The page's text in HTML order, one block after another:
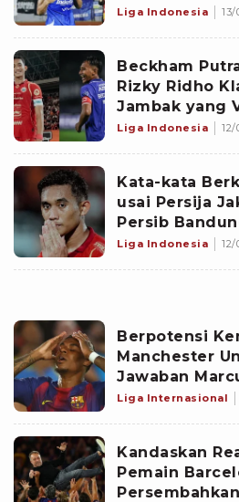
Kalahkan
Liga Indonesia 13/
Beckham
Rizky Ridho
Jambak yang
Sosial, Sikap
Liga Indonesia 12/
Kata-kata
usai Persija
Persib
Musim Ini,
Liga Indonesia 12/
Berpotensi
Manchester
Jawaban
Masa
Liga Internasional
Kandaskan
Pemain